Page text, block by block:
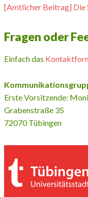
[Amtlicher Beitrag] Die
Fragen oder
Einfach das
Erste Vorsitzende:
Grabenstraße 35
72070 Tübingen